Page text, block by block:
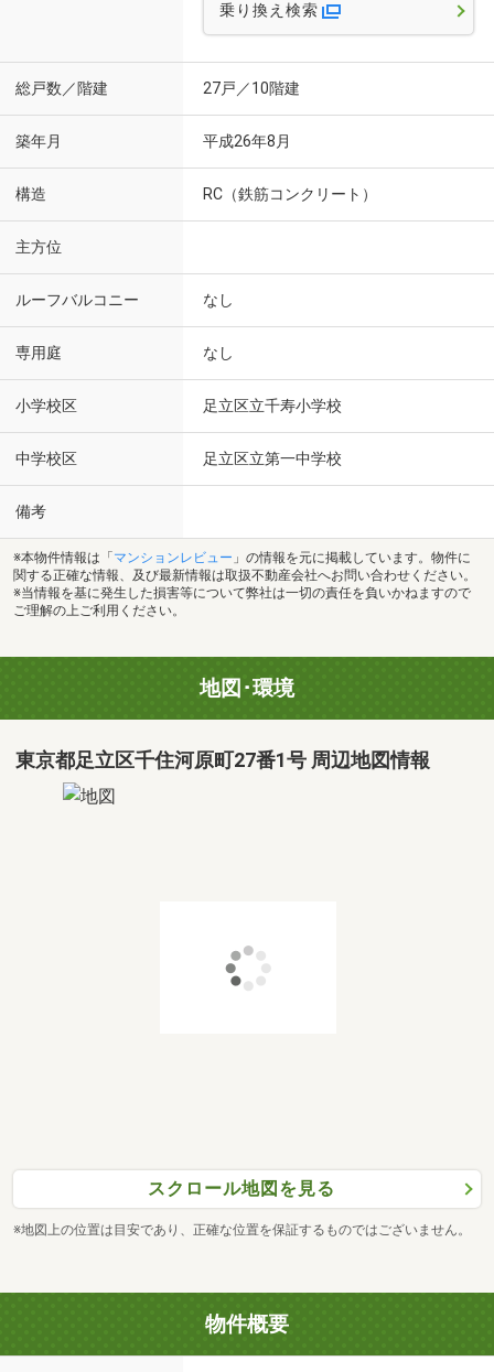
乗り換え検索
総戸数／階建 27戸／10階建
築年月 平成26年8月
構造 RC（鉄筋コンクリート）
主方位
ルーフバルコニー なし
専用庭 なし
小学校区 足立区立千寿小学校
中学校区 足立区立第一中学校
備考
※本物件情報は「 マンションレビュー 」の情報を元に掲載しています。物件に
関する正確な情報、及び最新情報は取扱不動産会社へお問い合わせください。
※当情報を基に発生した損害等について弊社は一切の責任を負いかねますので
ご理解の上ご利用ください。
地図･環境
東京都足立区千住河原町27番1号 周辺地図情報
スクロール地図を見る
※地図上の位置は目安であり、正確な位置を保証するものではございません。
物件概要